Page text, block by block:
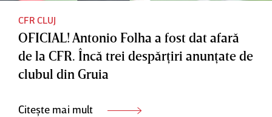
CFR CLUJ
OFICIAL! Antonio Folha a fost dat afară
de la CFR. Încă trei despărţiri anunţate de
clubul din Gruia
Citește mai mult